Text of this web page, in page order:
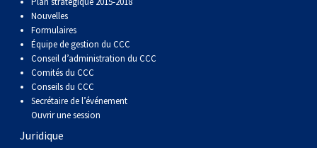
Del
Peru)
lakoutie
Nouvelles
Formulaires
Équipe de gestion du CCC
Conseil d’administration du CCC
Comités du CCC
Conseils du CCC
Secrétaire de l’événement
Ouvrir une session
Juridique